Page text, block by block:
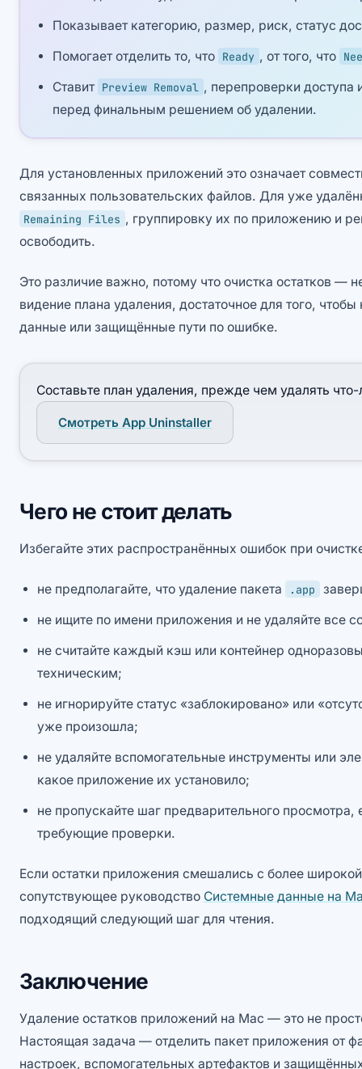
Показывает категорию, размер, риск, статус
Помогает отделить то, что Ready , от того, что
Ставит Preview Removal , перепроверки доступа
перед финальным решением об удалении.
Для установленных приложений это означает
связанных пользовательских файлов. Для уже
Remaining Files , группировку их по приложению и
освободить.
Это различие важно, потому что очистка остатков —
видение плана удаления, достаточное для того,
данные или защищённые пути по ошибке.
Составьте план удаления, прежде чем удалять
Смотреть App Uninstaller
Чего не стоит делать
Избегайте этих распространённых ошибок при
не предполагайте, что удаление пакета .app
не ищите по имени приложения и не удаляйте все
не считайте каждый кэш или контейнер
техническим;
не игнорируйте статус «заблокировано» или
уже произошла;
не удаляйте вспомогательные инструменты или
какое приложение их установило;
не пропускайте шаг предварительного
требующие проверки.
Если остатки приложения смешались с более
сопутствующее руководство Системные данные на
подходящий следующий шаг для чтения.
Заключение
Удаление остатков приложений на Mac — это не
Настоящая задача — отделить пакет приложения от
настроек, вспомогательных артефактов и